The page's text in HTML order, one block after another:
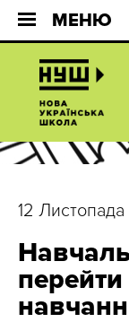
МЕНЮ
12 Листопада